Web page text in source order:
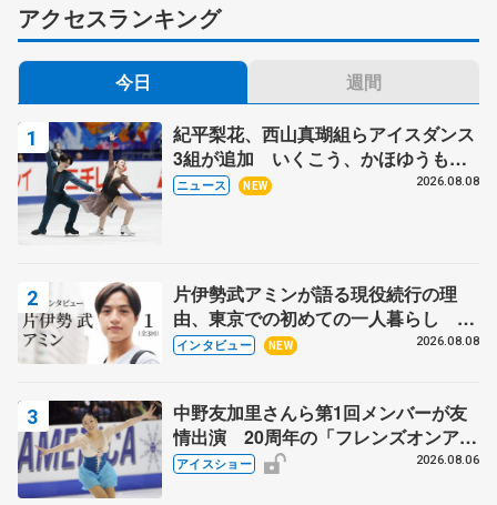
アクセスランキング
今日 週間
紀平梨花、西山真瑚組らアイスダンス
3組が追加 いくこう、かほゆうも、
木下グループ杯
ニュース NEW 2026.08.08
片伊勢武アミンが語る現役続行の理
由、東京での初めての一人暮らし 注
目スケーターの「今」に迫る
インタビュー NEW 2026.08.08
中野友加里さんら第1回メンバーが友
情出演 20周年の「フレンズオンアイ
ス」 宮本賢二さん、有川梨絵さん、
アイスショー 2026.08.06